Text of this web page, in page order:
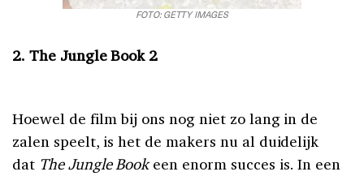
FOTO: GETTY IMAGES
2. The Jungle Book 2
Hoewel de film bij ons nog niet zo lang in de
zalen speelt, is het de makers nu al duidelijk
dat The Jungle Bookeen enorm succes is. In een